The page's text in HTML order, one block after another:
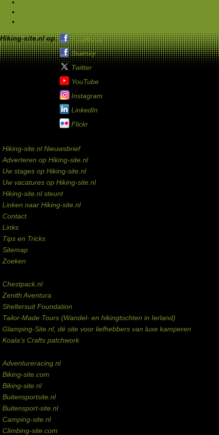
Hiking-site.nl op:
Facebook
Bluesky
Twitter
YouTube
Instagram
LinkedIn
Flickr
Hiking-site.nl Nieuwsbrief
Adverteren op Hiking-site.nl
Uw stages op Hiking-site.nl
Uw vacatures op Hiking-site.nl
Hiking-site.nl steunt
Linken naar Hiking-site.nl
Contact
Links
Tips en Tricks
Sitemap
Zoeken
Chestpack.nl
Zenith Aventura
Sheltersuit Foundation
Tailor-Made Tours (Wandel- en hikingtochten in Ierland)
Glamping-Site.nl, dé site voor liefhebbers van luxe kamperen
Koala's Crafts patchwork
Adventureracing.nl
Biking-site.com
Biking-site.nl
Buitensportsite.nl
Buitensport-site.nl
Camping-site.nl
Climbing-site.com